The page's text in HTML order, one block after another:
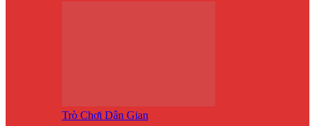
Trò Chơi Dân Gian